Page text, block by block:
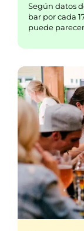
Según datos
bar por cada
puede